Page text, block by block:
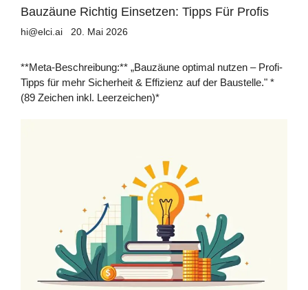
Bauzäune Richtig Einsetzen: Tipps Für Profis
hi@elci.ai 20. Mai 2026
**Meta-Beschreibung:** „Bauzäune optimal nutzen – Profi-
Tipps für mehr Sicherheit & Effizienz auf der Baustelle." *
(89 Zeichen inkl. Leerzeichen)*